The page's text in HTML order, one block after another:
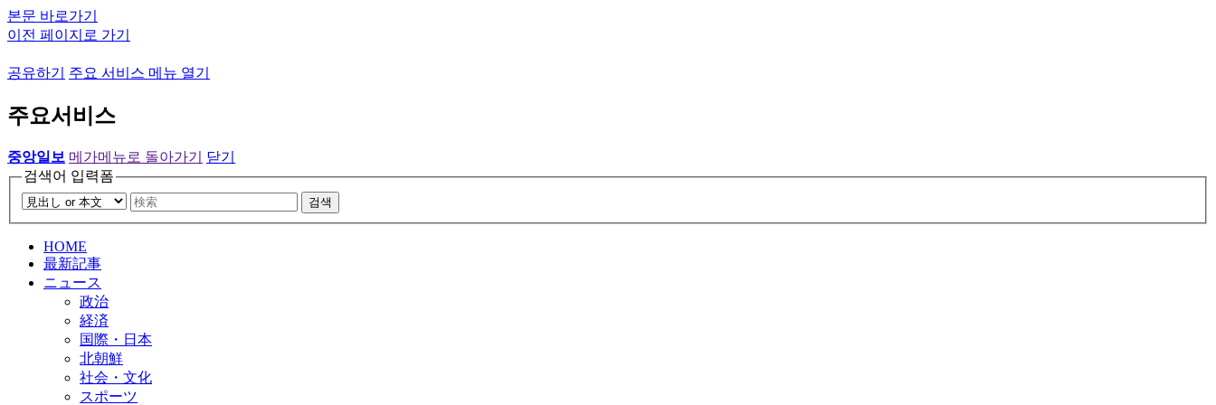
본문 바로가기
이전 페이지로 가기
공유하기 주요 서비스 메뉴 열기
주요서비스
중앙일보 메가메뉴로 돌아가기
닫기
검색어 입력폼
검색
HOME
最新記事
ニュース
政治
経済
国際・日本
北朝鮮
社会・文化
スポーツ